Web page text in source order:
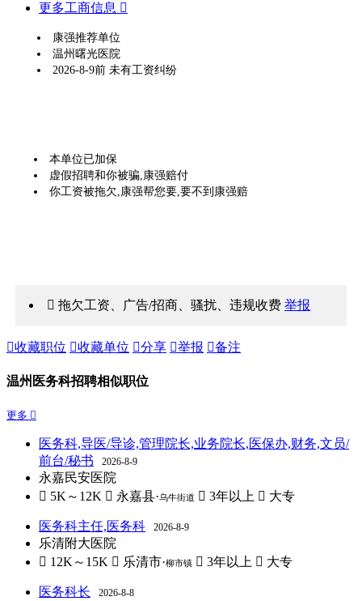
更多工商信息 
康强推荐单位
温州曙光医院
2026-8-9前 未有工资纠纷
本单位已加保
虚假招聘和你被骗,康强赔付
你工资被拖欠,康强帮您要,要不到康强赔
 拖欠工资、广告/招商、骚扰、违规收费举报
收藏职位 收藏单位 分享 举报 备注
温州医务科招聘相似职位
更多 
医务科,导医/导诊,管理院长,业务院长,医保办,财务,文员/
前台/秘书
2026-8-9
永嘉民安医院
 5K～12K  永嘉县·乌牛街道  3年以上  大专
医务科主任,医务科 2026-8-9
乐清附大医院
 12K～15K  乐清市·柳市镇  3年以上  大专
医务科长 2026-8-8